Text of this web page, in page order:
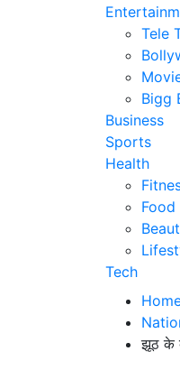
Tele
Bigg
Business
Sports
Health
Food
Tech
झूठ के